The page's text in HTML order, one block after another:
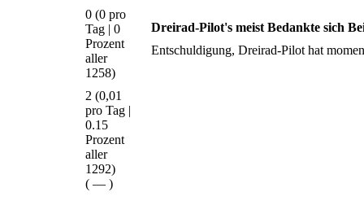
0 (0 pro
Tag | 0
Prozent
aller
1258)
2 (0,01
pro Tag |
0.15
Prozent
aller
1292)
( — )
Dreirad-Pilot's meist Bedankte sich
Entschuldigung, Dreirad-Pilot hat